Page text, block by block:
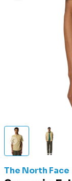
The North Face